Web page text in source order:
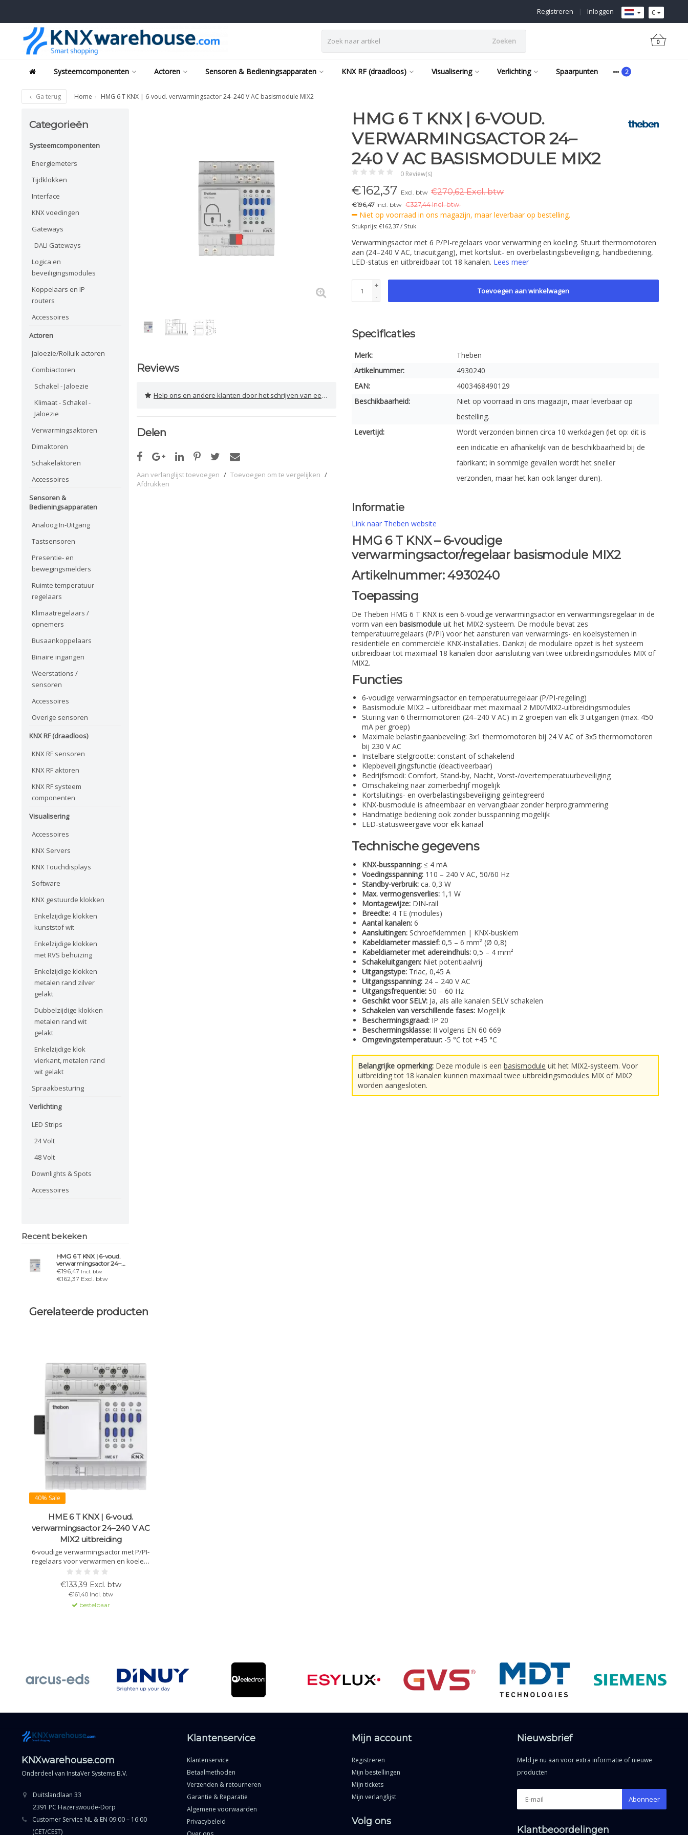
€
Inloggen
|
Registreren
Zoeken 0
Systeemcomponenten Actoren Sensoren & Bedieningsapparaten KNX RF (draadloos) Visualisering Verlichting Spaarpunten
Ga terug Home HMG 6 T KNX | 6-voud. verwarmingsactor 24–240 V AC basismodule MIX2
Categorieën
Systeemcomponenten
Energiemeters
Tijdklokken
Interface
KNX voedingen
Gateways
DALI Gateways
Logica en
beveiligingsmodules
Koppelaars en IP
routers
Accessoires
Actoren
Jaloezie/Rolluik actoren
Combiactoren
Schakel - Jaloezie
Klimaat - Schakel -
Jaloezie
Verwarmingsaktoren
Dimaktoren
Schakelaktoren
Accessoires
Sensoren &
Bedieningsapparaten
Analoog In-Uitgang
Tastsensoren
Presentie- en
bewegingsmelders
Ruimte temperatuur
regelaars
Klimaatregelaars /
opnemers
Busaankoppelaars
Binaire ingangen
Weerstations /
sensoren
Accessoires
Overige sensoren
KNX RF (draadloos)
KNX RF sensoren
KNX RF aktoren
KNX RF systeem
componenten
Visualisering
Accessoires
KNX Servers
KNX Touchdisplays
Software
KNX gestuurde klokken
Enkelzijdige klokken
kunststof wit
Enkelzijdige klokken
met RVS behuizing
Enkelzijdige klokken
metalen rand zilver
gelakt
Dubbelzijdige klokken
metalen rand wit
gelakt
Enkelzijdige klok
vierkant, metalen rand
wit gelakt
Spraakbesturing
Verlichting
LED Strips
24 Volt
48 Volt
Downlights & Spots
Accessoires
Recent bekeken
HMG 6 T KNX | 6-voud.
verwarmingsactor 24–
240 V AC basismodule
MIX2
€196,47 Incl. btw
€162,37 Excl. btw
Reviews
Help ons en andere klanten door het schrijven van een review
Delen
Aan verlanglijst toevoegen / Toevoegen om te vergelijken /
Afdrukken
HMG 6 T KNX | 6-VOUD.
VERWARMINGSACTOR 24–
240 V AC BASISMODULE MIX2
0 Review(s)
€162,37 Excl. btw €270,62 Excl. btw
€196,47 Incl. btw €327,44 Incl. btw.
Niet op voorraad in ons magazijn, maar leverbaar op bestelling.
Stukprijs: €162,37 / Stuk
Verwarmingsactor met 6 P/PI-regelaars voor verwarming en koeling. Stuurt thermomotoren
aan (24–240 V AC, triacuitgang), met kortsluit- en overbelastingsbeveiliging, handbediening,
LED-status en uitbreidbaar tot 18 kanalen. Lees meer
+
-
Toevoegen aan winkelwagen
Specificaties
Merk:
Theben
Artikelnummer:
4930240
EAN:
4003468490129
Beschikbaarheid:
Niet op voorraad in ons magazijn, maar leverbaar op
bestelling.
Levertijd:
Wordt verzonden binnen circa 10 werkdagen (let op: dit is
een indicatie en afhankelijk van de beschikbaarheid bij de
fabrikant; in sommige gevallen wordt het sneller
verzonden, maar het kan ook langer duren).
Informatie
Link naar Theben website
HMG 6 T KNX – 6-voudige
verwarmingsactor/regelaar basismodule MIX2
Artikelnummer:4930240
Toepassing
De Theben HMG 6 T KNX is een 6-voudige verwarmingsactor en verwarmingsregelaar in de
vorm van een basismodule uit het MIX2-systeem. De module bevat zes
temperatuurregelaars (P/PI) voor het aansturen van verwarmings- en koelsystemen in
residentiële en commerciële KNX-installaties. Dankzij de modulaire opzet is het systeem
uitbreidbaar tot maximaal 18 kanalen door aansluiting van twee uitbreidingsmodules MIX of
MIX2.
Functies
6-voudige verwarmingsactor en temperatuurregelaar (P/PI-regeling)
Basismodule MIX2 – uitbreidbaar met maximaal 2 MIX/MIX2-uitbreidingsmodules
Sturing van 6 thermomotoren (24–240 V AC) in 2 groepen van elk 3 uitgangen (max. 450
mA per groep)
Maximale belastingaanbeveling: 3x1 thermomotoren bij 24 V AC of 3x5 thermomotoren
bij 230 V AC
Instelbare stelgrootte: constant of schakelend
Klepbeveiligingsfunctie (deactiveerbaar)
Bedrijfsmodi: Comfort, Stand-by, Nacht, Vorst-/overtemperatuurbeveiliging
Omschakeling naar zomerbedrijf mogelijk
Kortsluitings- en overbelastingsbeveiliging geïntegreerd
KNX-busmodule is afneembaar en vervangbaar zonder herprogrammering
Handmatige bediening ook zonder busspanning mogelijk
LED-statusweergave voor elk kanaal
Technische gegevens
KNX-busspanning: ≤ 4 mA
Voedingsspanning: 110 – 240 V AC, 50/60 Hz
Standby-verbruik: ca. 0,3 W
Max. vermogensverlies: 1,1 W
Montagewijze: DIN-rail
Breedte: 4 TE (modules)
Aantal kanalen: 6
Aansluitingen: Schroefklemmen | KNX-busklem
Kabeldiameter massief: 0,5 – 6 mm² (Ø 0,8)
Kabeldiameter met adereindhuls: 0,5 – 4 mm²
Schakeluitgangen: Niet potentiaalvrij
Uitgangstype: Triac, 0,45 A
Uitgangsspanning: 24 – 240 V AC
Uitgangsfrequentie: 50 – 60 Hz
Geschikt voor SELV: Ja, als alle kanalen SELV schakelen
Schakelen van verschillende fases: Mogelijk
Beschermingsgraad: IP 20
Beschermingsklasse: II volgens EN 60 669
Omgevingstemperatuur: -5 °C tot +45 °C
Belangrijke opmerking: Deze module is een basismodule uit het MIX2-systeem. Voor
uitbreiding tot 18 kanalen kunnen maximaal twee uitbreidingsmodules MIX of MIX2
worden aangesloten.
Gerelateerde producten
40% Sale
HME 6 T KNX | 6-voud.
verwarmingsactor 24–240 V AC
MIX2 uitbreiding
6-voudige verwarmingsactor met P/PI-
regelaars voor verwarmen en koelen.
Uitbreidingsmodule MIX2, stuurt 6
thermomotoren aan. Alleen bruikbaar
met MIX2-basismodule.
€133,39 Excl. btw
€161,40 Incl. btw
bestelbaar
KNXwarehouse.com
Onderdeel van InstaVer Systems B.V.
Duitslandlaan 33
2391 PC Hazerswoude-Dorp
Customer Service NL & EN 09:00 – 16:00
(CET/CEST)
Klantenservice
Klantenservice
Betaalmethoden
Verzenden & retourneren
Garantie & Reparatie
Algemene voorwaarden
Privacybeleid
Mijn account
Registreren
Mijn bestellingen
Mijn tickets
Mijn verlanglijst
Volg ons
Nieuwsbrief
Meld je nu aan voor extra informatie of nieuwe
producten
Abonneer
Klantbeoordelingen